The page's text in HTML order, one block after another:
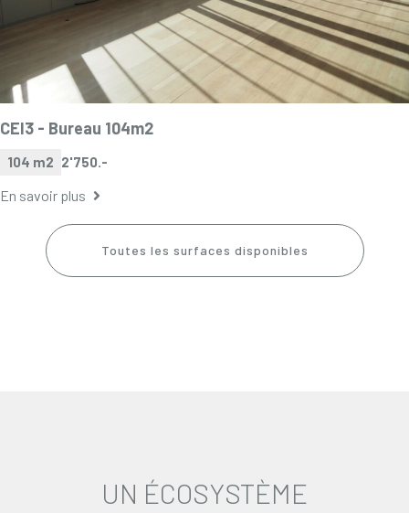
CEI3 - Bureau 104m2
104 m2 2'750.-
En savoir plus
Toutes les surfaces disponibles
UN ÉCOSYSTÈME